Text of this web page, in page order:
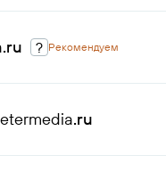
.ru ? Рекомендуем
.ru